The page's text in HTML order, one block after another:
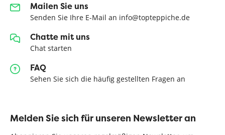
Mailen Sie uns
Senden Sie Ihre E-Mail an info@topteppiche.de
Chatte mit uns
Chat starten
FAQ
Sehen Sie sich die häufig gestellten Fragen an
Melden Sie sich für unseren Newsletter an